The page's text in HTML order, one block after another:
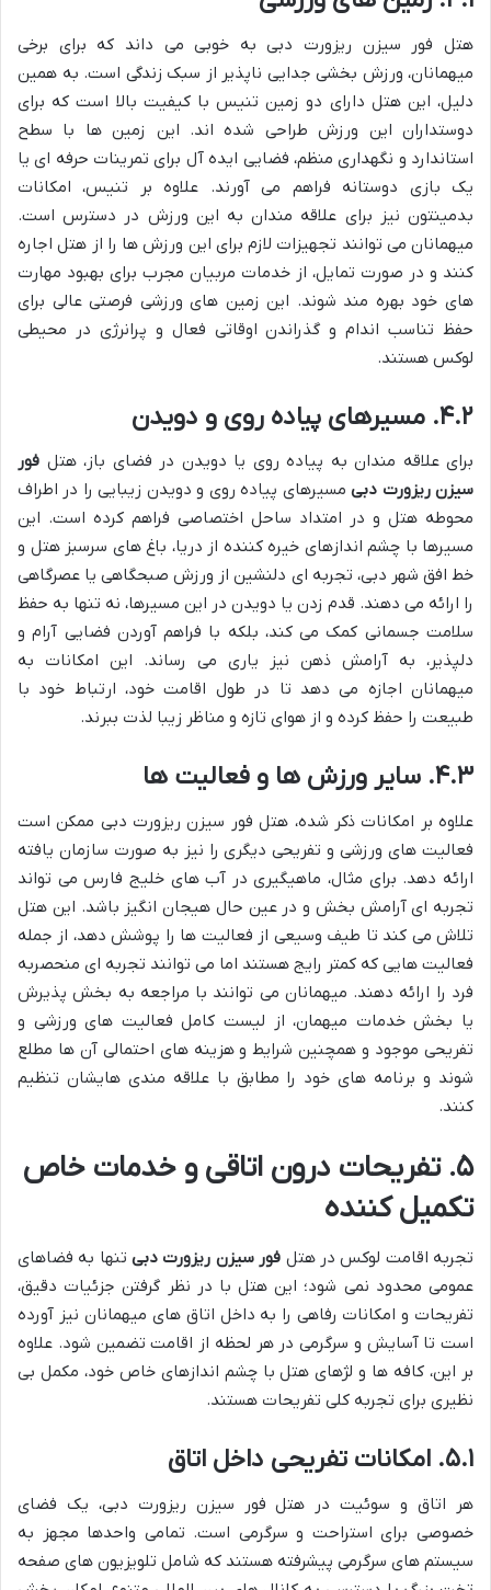
هتل فور سیزن ریزورت دبی به خوبی می داند که برای برخی
میهمانان، ورزش بخشی جدایی ناپذیر از سبک زندگی است. به همین
دلیل، این هتل دارای دو زمین تنیس با کیفیت بالا است که برای
دوستداران این ورزش طراحی شده اند. این زمین ها با سطح
استاندارد و نگهداری منظم، فضایی ایده آل برای تمرینات حرفه ای یا
یک بازی دوستانه فراهم می آورند. علاوه بر تنیس، امکانات
بدمینتون نیز برای علاقه مندان به این ورزش در دسترس است.
میهمانان می توانند تجهیزات لازم برای این ورزش ها را از هتل اجاره
کنند و در صورت تمایل، از خدمات مربیان مجرب برای بهبود مهارت
های خود بهره مند شوند. این زمین های ورزشی فرصتی عالی برای
حفظ تناسب اندام و گذراندن اوقاتی فعال و پرانرژی در محیطی
لوکس هستند.
۴.۲. مسیرهای پیاده روی و دویدن
برای علاقه مندان به پیاده روی یا دویدن در فضای باز، هتل فور
سیزن ریزورت دبیمسیرهای پیاده روی و دویدن زیبایی را در اطراف
محوطه هتل و در امتداد ساحل اختصاصی فراهم کرده است. این
مسیرها با چشم اندازهای خیره کننده از دریا، باغ های سرسبز هتل و
خط افق شهر دبی، تجربه ای دلنشین از ورزش صبحگاهی یا عصرگاهی
را ارائه می دهند. قدم زدن یا دویدن در این مسیرها، نه تنها به حفظ
سلامت جسمانی کمک می کند، بلکه با فراهم آوردن فضایی آرام و
دلپذیر، به آرامش ذهن نیز یاری می رساند. این امکانات به
میهمانان اجازه می دهد تا در طول اقامت خود، ارتباط خود با
طبیعت را حفظ کرده و از هوای تازه و مناظر زیبا لذت ببرند.
۴.۳. سایر ورزش ها و فعالیت ها
علاوه بر امکانات ذکر شده، هتل فور سیزن ریزورت دبی ممکن است
فعالیت های ورزشی و تفریحی دیگری را نیز به صورت سازمان یافته
ارائه دهد. برای مثال، ماهیگیری در آب های خلیج فارس می تواند
تجربه ای آرامش بخش و در عین حال هیجان انگیز باشد. این هتل
تلاش می کند تا طیف وسیعی از فعالیت ها را پوشش دهد، از جمله
فعالیت هایی که کمتر رایج هستند اما می توانند تجربه ای منحصربه
فرد را ارائه دهند. میهمانان می توانند با مراجعه به بخش پذیرش
یا بخش خدمات میهمان، از لیست کامل فعالیت های ورزشی و
تفریحی موجود و همچنین شرایط و هزینه های احتمالی آن ها مطلع
شوند و برنامه های خود را مطابق با علاقه مندی هایشان تنظیم
کنند.
۵. تفریحات درون اتاقی و خدمات خاص
تکمیل کننده
تجربه اقامت لوکس در هتل فور سیزن ریزورت دبیتنها به فضاهای
عمومی محدود نمی شود؛ این هتل با در نظر گرفتن جزئیات دقیق،
تفریحات و امکانات رفاهی را به داخل اتاق های میهمانان نیز آورده
است تا آسایش و سرگرمی در هر لحظه از اقامت تضمین شود. علاوه
بر این، کافه ها و لژهای هتل با چشم اندازهای خاص خود، مکمل بی
نظیری برای تجربه کلی تفریحات هستند.
۵.۱. امکانات تفریحی داخل اتاق
هر اتاق و سوئیت در هتل فور سیزن ریزورت دبی، یک فضای
خصوصی برای استراحت و سرگرمی است. تمامی واحدها مجهز به
سیستم های سرگرمی پیشرفته هستند که شامل تلویزیون های صفحه